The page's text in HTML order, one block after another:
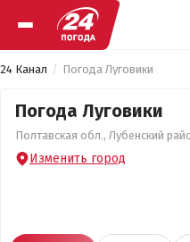
24 Канал Погода Луговики
Погода Луговики
Полтавская обл., Лубенский
Изменить город